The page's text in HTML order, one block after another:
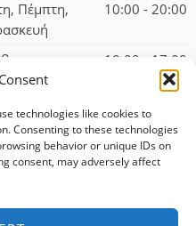
technologies like cookies to
Consenting to these technologies
behavior or unique IDs on
consent, may adversely affect
Πέμπτη,
10:00 - 20:00
10:00 - 17:00